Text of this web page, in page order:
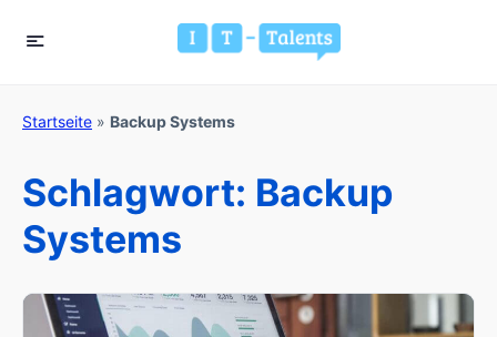
Startseite » Backup Systems
Schlagwort: Backup
Systems